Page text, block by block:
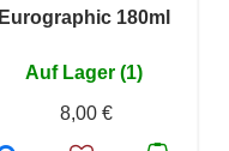
Eurographic 180ml
Auf Lager (1)
8,00 €